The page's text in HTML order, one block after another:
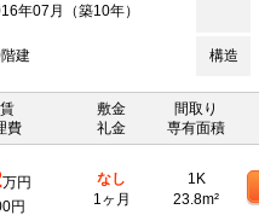
年07月（築10年）
建 構造
費
敷金
礼金
間取り
専有面積
万円
円
なし
1ヶ月
1K
23.8m²